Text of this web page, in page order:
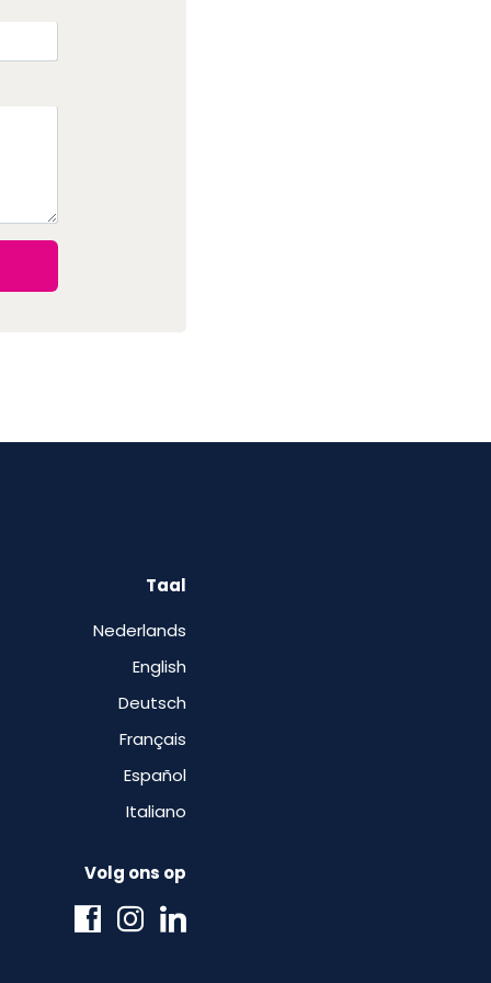
Taal
Nederlands
English
Deutsch
Français
Español
Italiano
Volg ons op